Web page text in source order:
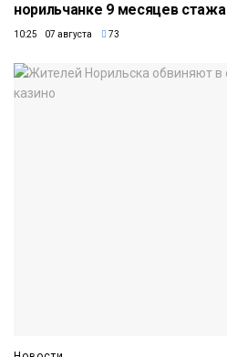
норильчанке 9 месяцев стажа
10:25 07 августа 73